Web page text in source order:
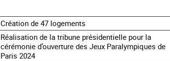
Création de 47 logements
Réalisation de la tribune présidentielle pour la
cérémonie d’ouverture des Jeux Paralympiques de
Paris 2024